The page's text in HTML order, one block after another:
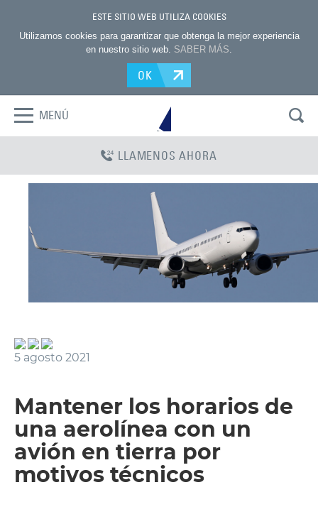
ESTE SITIO WEB UTILIZA COOKIES
Utilizamos cookies para garantizar que obtenga la mejor experiencia
en nuestro sitio web. SABER MÁS.
OK
MENÚ
LLAMENOS AHORA
5 agosto 2021
Mantener los horarios de
una aerolínea con un
avión en tierra por
motivos técnicos